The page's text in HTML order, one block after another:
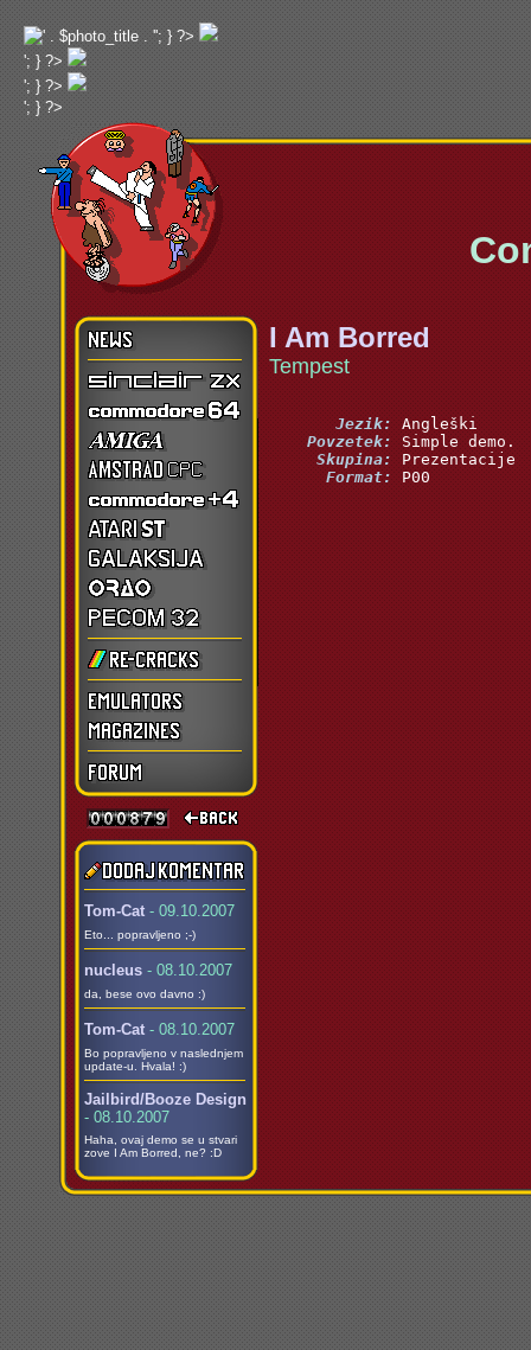
'; } ?>
'; } ?>
'; } ?>
'; } ?>
Tom-Cat - 09.10.2007
Eto... popravljeno ;-)
nucleus - 08.10.2007
da, bese ovo davno :)
Tom-Cat - 08.10.2007
Bo popravljeno v naslednjem
update-u. Hvala! :)
Jailbird/Booze Design
- 08.10.2007
Haha, ovaj demo se u stvari
zove I Am Borred, ne? :D
I Am Borred
Tempest
       Jezik:
    Povzetek:
     Skupina:
      Format:
P00